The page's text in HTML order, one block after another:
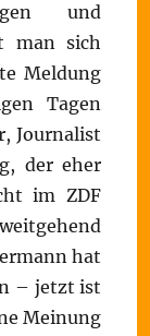
und
man sich
Meldung
Tagen
Journalist
der eher
im ZDF
hat
– jetzt ist
Meinung